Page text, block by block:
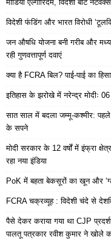
मीडिया एल्गोरिदम, विदेशी बॉट
विदेशी फंडिंग और भारत विरोधी
जन औषधि योजना बनी गरीब और
रही गुणवत्तापूर्ण दवाएं
क्या है FCRA बिल? पाई-पाई का
इतिहास के झरोखे में नरेन्द्र मोदीः
सात साल में बदला जम्मू-कश्मीर:
के सपने
मोदी सरकार के 12 वर्षों में इंफ्रा
रहा नया इंडिया
PoK में बहता बेकसूरों का खून और
FCRA चक्रव्यूह : विदेशी चंदे से
पैसे देकर कराया गया था CJP
पालतू पत्रकार रवीश कुमार ने खोले